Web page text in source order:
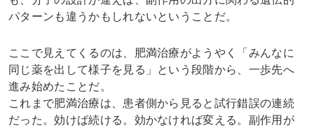
パターンも違うかもしれないということだ。
ここで見えてくるのは、肥満治療がようやく「みんなに
同じ薬を出して様子を見る」という段階から、一歩先へ
進み始めたことだ。
これまで肥満治療は、患者側から見ると試行錯誤の連続
だった。効けば続ける。効かなければ変える。副作用が